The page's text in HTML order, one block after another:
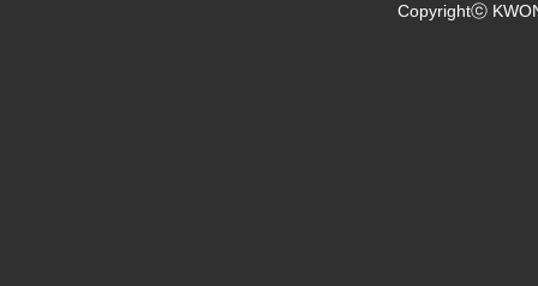
Copyrightⓒ